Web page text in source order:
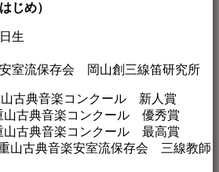
じめ）
生
室流保存会 岡山創三線笛研究所
古典音楽コンクール 新人賞
古典音楽コンクール 優秀賞
古典音楽コンクール 最高賞
山古典音楽安室流保存会 三線教師